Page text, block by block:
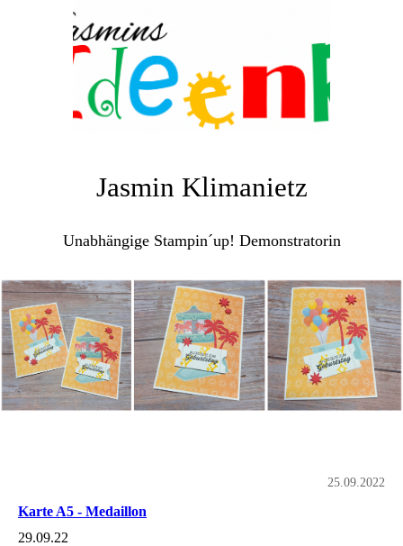
Jasmin Klimanietz
Unabhängige Stampin´up! Demonstratorin
25.09.2022
Karte A5 - Medaillon
29.09.22